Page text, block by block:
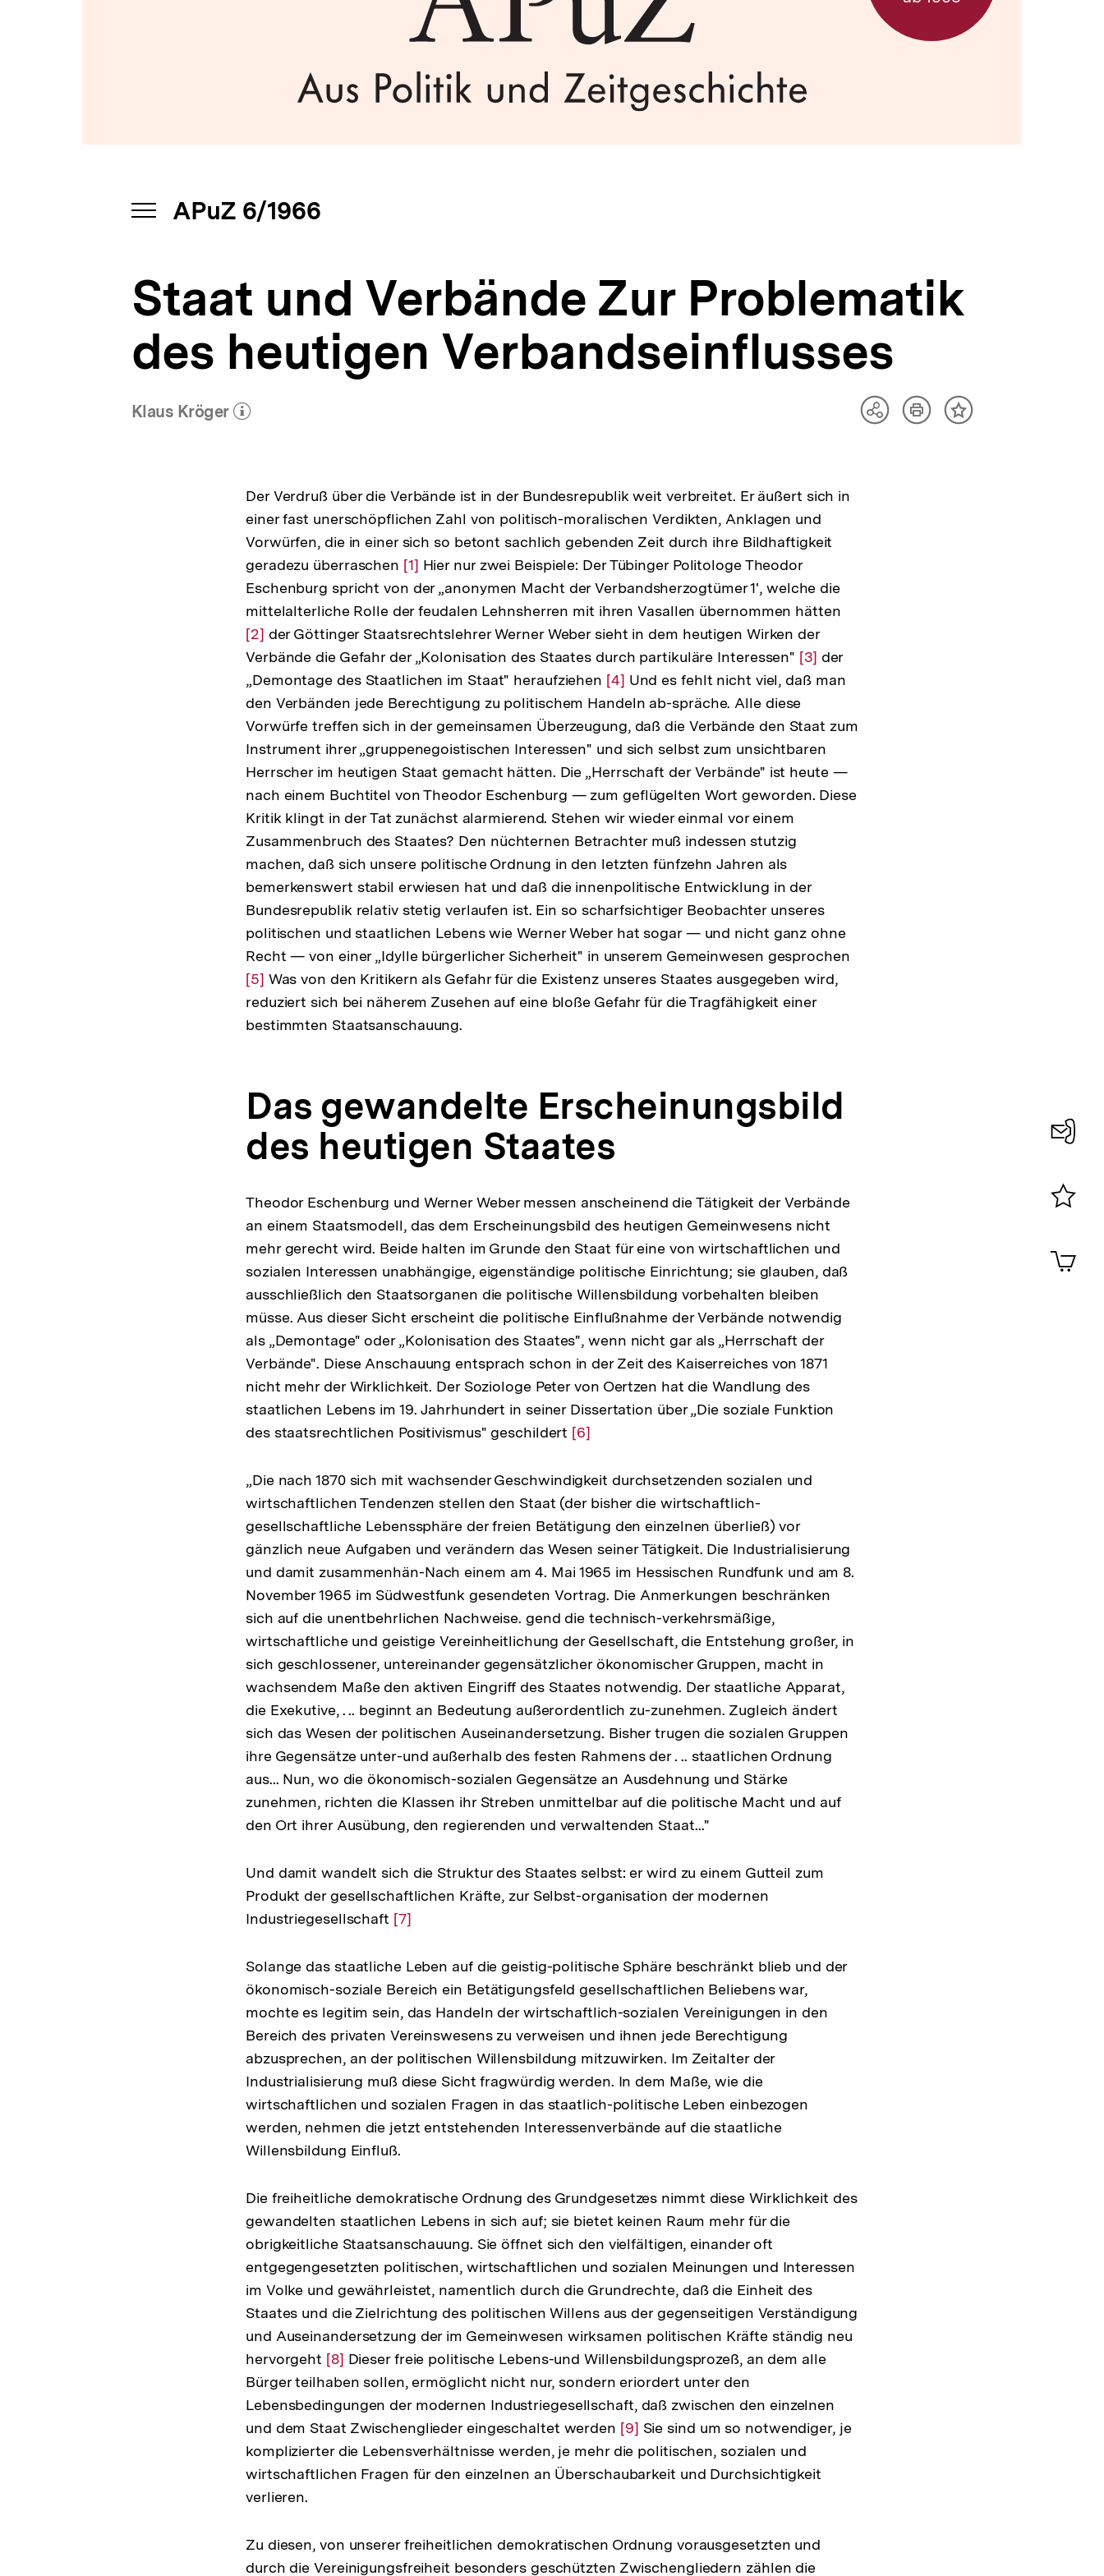
INHALTSNAVIGATION
APuZ 6/1966
Staat und Verbände Zur Problematik
des heutigen Verbandseinflusses
Klaus Kröger
(Mehr zum Autor)
TeilenArtikelInhalt
Der Verdruß über die Verbände ist in der Bundesrepublik weit verbreitet. Er äußert sich in
einer fast unerschöpflichen Zahl von politisch-moralischen Verdikten, Anklagen und
Vorwürfen, die in einer sich so betont sachlich gebenden Zeit durch ihre Bildhaftigkeit
geradezu überraschen Zur
Auflösung
der
Fußnote
[1] Hier nur zwei Beispiele: Der Tübinger Politologe Theodor
Eschenburg spricht von der „anonymen Macht der Verbandsherzogtümer 1', welche die
mittelalterliche Rolle der feudalen Lehnsherren mit ihren Vasallen übernommen hätten
der
Fußnote
[2] der Göttinger Staatsrechtslehrer Werner Weber sieht in dem heutigen Wirken der
Verbände die Gefahr der „Kolonisation des Staates durch partikuläre Interessen" Zur
Auflösung
der
Fußnote
[3] der
„Demontage des Staatlichen im Staat" heraufziehen Zur
Auflösung
der
Fußnote
[4] Und es fehlt nicht viel, daß man
den Verbänden jede Berechtigung zu politischem Handeln ab-spräche. Alle diese
Vorwürfe treffen sich in der gemeinsamen Überzeugung, daß die Verbände den Staat zum
Instrument ihrer „gruppenegoistischen Interessen" und sich selbst zum unsichtbaren
Herrscher im heutigen Staat gemacht hätten. Die „Herrschaft der Verbände" ist heute —
nach einem Buchtitel von Theodor Eschenburg — zum geflügelten Wort geworden. Diese
Kritik klingt in der Tat zunächst alarmierend. Stehen wir wieder einmal vor einem
Zusammenbruch des Staates? Den nüchternen Betrachter muß indessen stutzig
machen, daß sich unsere politische Ordnung in den letzten fünfzehn Jahren als
bemerkenswert stabil erwiesen hat und daß die innenpolitische Entwicklung in der
Bundesrepublik relativ stetig verlaufen ist. Ein so scharfsichtiger Beobachter unseres
politischen und staatlichen Lebens wie Werner Weber hat sogar — und nicht ganz ohne
Recht — von einer „Idylle bürgerlicher Sicherheit" in unserem Gemeinwesen gesprochen
[5] Was von den Kritikern als Gefahr für die Existenz unseres Staates ausgegeben wird,
reduziert sich bei näherem Zusehen auf eine bloße Gefahr für die Tragfähigkeit einer
bestimmten Staatsanschauung.
Das gewandelte Erscheinungsbild
des heutigen Staates
Theodor Eschenburg und Werner Weber messen anscheinend die Tätigkeit der Verbände
an einem Staatsmodell, das dem Erscheinungsbild des heutigen Gemeinwesens nicht
mehr gerecht wird. Beide halten im Grunde den Staat für eine von wirtschaftlichen und
sozialen Interessen unabhängige, eigenständige politische Einrichtung; sie glauben, daß
ausschließlich den Staatsorganen die politische Willensbildung vorbehalten bleiben
müsse. Aus dieser Sicht erscheint die politische Einflußnahme der Verbände notwendig
als „Demontage" oder „Kolonisation des Staates", wenn nicht gar als „Herrschaft der
Verbände". Diese Anschauung entsprach schon in der Zeit des Kaiserreiches von 1871
nicht mehr der Wirklichkeit. Der Soziologe Peter von Oertzen hat die Wandlung des
staatlichen Lebens im 19. Jahrhundert in seiner Dissertation über „Die soziale Funktion
des staatsrechtlichen Positivismus" geschildert Zur
der
Fußnote
[6]
„Die nach 1870 sich mit wachsender Geschwindigkeit durchsetzenden sozialen und
wirtschaftlichen Tendenzen stellen den Staat (der bisher die wirtschaftlich-
gesellschaftliche Lebenssphäre der freien Betätigung den einzelnen überließ) vor
gänzlich neue Aufgaben und verändern das Wesen seiner Tätigkeit. Die Industrialisierung
und damit zusammenhän-Nach einem am 4. Mai 1965 im Hessischen Rundfunk und am 8.
November 1965 im Südwestfunk gesendeten Vortrag. Die Anmerkungen beschränken
sich auf die unentbehrlichen Nachweise. gend die technisch-verkehrsmäßige,
wirtschaftliche und geistige Vereinheitlichung der Gesellschaft, die Entstehung großer, in
sich geschlossener, untereinander gegensätzlicher ökonomischer Gruppen, macht in
wachsendem Maße den aktiven Eingriff des Staates notwendig. Der staatliche Apparat,
die Exekutive, . .. beginnt an Bedeutung außerordentlich zu-zunehmen. Zugleich ändert
sich das Wesen der politischen Auseinandersetzung. Bisher trugen die sozialen Gruppen
ihre Gegensätze unter-und außerhalb des festen Rahmens der . .. staatlichen Ordnung
aus... Nun, wo die ökonomisch-sozialen Gegensätze an Ausdehnung und Stärke
zunehmen, richten die Klassen ihr Streben unmittelbar auf die politische Macht und auf
den Ort ihrer Ausübung, den regierenden und verwaltenden Staat..."
Und damit wandelt sich die Struktur des Staates selbst: er wird zu einem Gutteil zum
Produkt der gesellschaftlichen Kräfte, zur Selbst-organisation der modernen
Industriegesellschaft Zur
der
Fußnote
[7]
Solange das staatliche Leben auf die geistig-politische Sphäre beschränkt blieb und der
ökonomisch-soziale Bereich ein Betätigungsfeld gesellschaftlichen Beliebens war,
mochte es legitim sein, das Handeln der wirtschaftlich-sozialen Vereinigungen in den
Bereich des privaten Vereinswesens zu verweisen und ihnen jede Berechtigung
abzusprechen, an der politischen Willensbildung mitzuwirken. Im Zeitalter der
Industrialisierung muß diese Sicht fragwürdig werden. In dem Maße, wie die
wirtschaftlichen und sozialen Fragen in das staatlich-politische Leben einbezogen
werden, nehmen die jetzt entstehenden Interessenverbände auf die staatliche
Willensbildung Einfluß.
Die freiheitliche demokratische Ordnung des Grundgesetzes nimmt diese Wirklichkeit des
gewandelten staatlichen Lebens in sich auf; sie bietet keinen Raum mehr für die
obrigkeitliche Staatsanschauung. Sie öffnet sich den vielfältigen, einander oft
entgegengesetzten politischen, wirtschaftlichen und sozialen Meinungen und Interessen
im Volke und gewährleistet, namentlich durch die Grundrechte, daß die Einheit des
Staates und die Zielrichtung des politischen Willens aus der gegenseitigen Verständigung
und Auseinandersetzung der im Gemeinwesen wirksamen politischen Kräfte ständig neu
hervorgeht Zur
Auflösung
der
Fußnote
[8] Dieser freie politische Lebens-und Willensbildungsprozeß, an dem alle
Bürger teilhaben sollen, ermöglicht nicht nur, sondern eriordert unter den
Lebensbedingungen der modernen Industriegesellschaft, daß zwischen den einzelnen
und dem Staat Zwischenglieder eingeschaltet werden Zur
Auflösung
der
[9] Sie sind um so notwendiger, je
komplizierter die Lebensverhältnisse werden, je mehr die politischen, sozialen und
wirtschaftlichen Fragen für den einzelnen an Überschaubarkeit und Durchsichtigkeit
verlieren.
Zu diesen, von unserer freiheitlichen demokratischen Ordnung vorausgesetzten und
durch die Vereinigungsfreiheit besonders geschützten Zwischengliedern zählen die